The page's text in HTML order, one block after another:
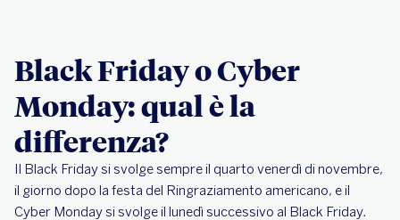
Black Friday o Cyber
Monday: qual è la
differenza?
Il Black Friday si svolge sempre il quarto venerdì di novembre,
il giorno dopo la festa del Ringraziamento americano, e il
Cyber Monday si svolge il lunedì successivo al Black Friday.